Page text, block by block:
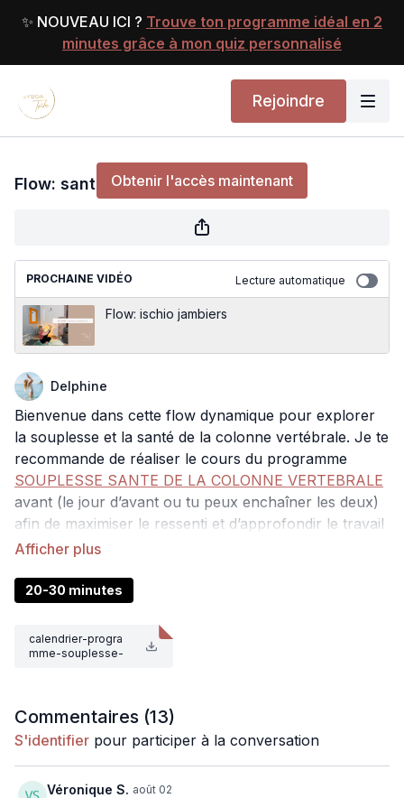
✨ NOUVEAU ICI ? Trouve ton programme idéal en 2
minutes grâce à mon quiz personnalisé
Rejoindre
Flow: santé de la colonne vertébrale
Obtenir l'accès maintenant
pour continuer
Flow: santé de la colonne vertébrale
PROCHAINE VIDÉO Lecture automatique
Flow: ischio jambiers
Delphine
Bienvenue dans cette flow dynamique pour explorer
la souplesse et la santé de la colonne vertébrale. Je te
recommande de réaliser le cours du programme
SOUPLESSE SANTE DE LA COLONNE VERTEBRALE
avant (le jour d’avant ou tu peux enchaîner les deux)
afin de maximiser le ressenti et d’approfondir le travail
en douceur.
Dans ce cours, l’accent est mis sur les torsions et les
étirements latéraux. Ce cours va te permettre
d’améliorer la souplesse de ton dos, et également de
soulager les tensions dans le bas du dos.
20-30 minutes
calendrier-progra
mme-souplesse-
Commentaires (13)
S'identifier pour participer à la conversation
Véronique S. août 02